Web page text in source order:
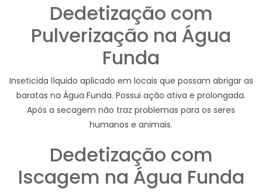
Dedetização com
Pulverização na Água
Funda
Inseticida líquido aplicado em locais que possam abrigar as
baratas na Água Funda. Possui ação ativa e prolongada.
Após a secagem não traz problemas para os seres
humanos e animais.
Dedetização com
Iscagem na Água Funda